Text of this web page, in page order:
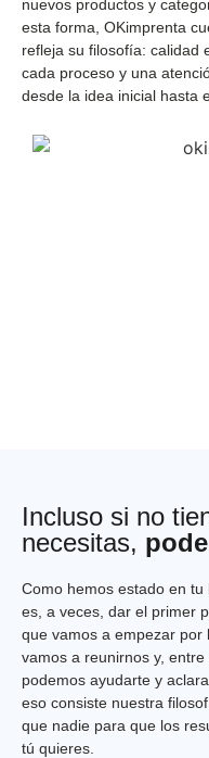
nuevos productos y
esta forma, OKimprenta
refleja su filosofía: calidad
cada proceso y una
desde la idea inicial hasta
Incluso si no
necesitas,
Como hemos estado en
es, a veces, dar el primer
que vamos a empezar por
vamos a reunirnos y,
podemos ayudarte y
eso consiste nuestra
que nadie para que los
tú quieres.